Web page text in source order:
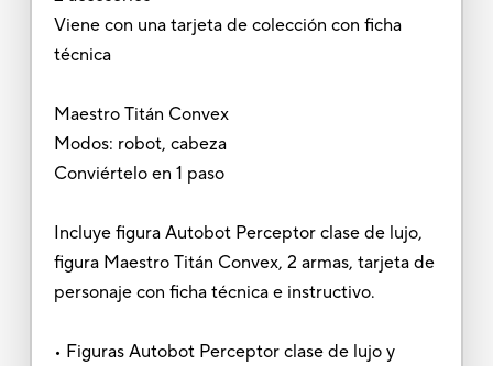
Viene con una tarjeta de colección con ficha
técnica
Maestro Titán Convex
Modos: robot, cabeza
Conviértelo en 1 paso
Incluye figura Autobot Perceptor clase de lujo,
figura Maestro Titán Convex, 2 armas, tarjeta de
personaje con ficha técnica e instructivo.
• Figuras Autobot Perceptor clase de lujo y